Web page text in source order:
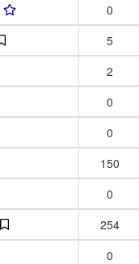
0
5
2
0
0
150
0
254
0